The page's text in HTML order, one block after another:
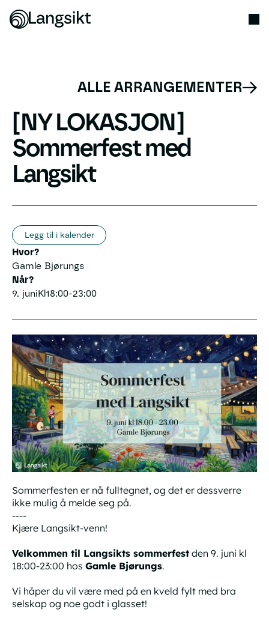
ALLE ARRANGEMENTER
[NY LOKASJON]
Sommerfest med
Langsikt
Hvor?
Gamle Bjørungs
Når?
9. juniKl18:00-23:00
Legg til i kalender
Sommerfesten er nå fulltegnet, og det er dessverre
ikke mulig å melde seg på.
----
Kjære Langsikt-venn!
Velkommen til Langsikts sommerfestden 9. juni kl
18:00-23:00 hos Gamle Bjørungs.
Vi håper du vil være med på en kveld fylt med bra
selskap og noe godt i glasset!